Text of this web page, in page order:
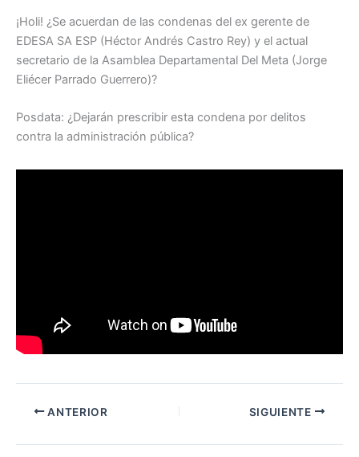
¡Holi! ¿Se acuerdan de las condenas del ex gerente de
EDESA SA ESP (Héctor Andrés Castro Rey) y el actual
secretario de la Asamblea Departamental Del Meta (Jorge
Eliécer Parrado Guerrero)?
Posdata: ¿Dejarán prescribir esta condena por delitos
contra la administración pública?
ANTERIOR SIGUIENTE